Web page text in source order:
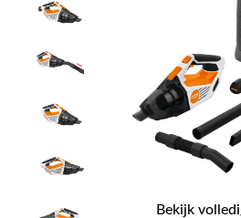
Bekijk